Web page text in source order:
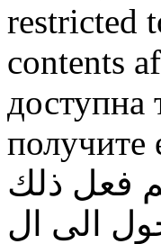
restricted
contents
доступна
получите
فعل ذلك